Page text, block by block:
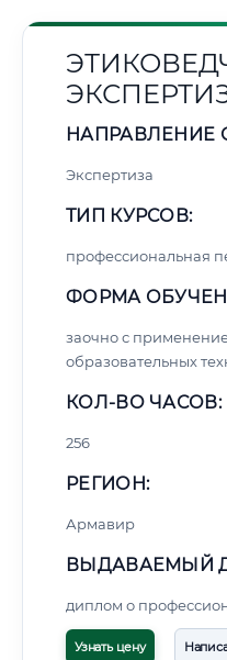
НАПРАВЛЕНИЕ
Экспертиза
ТИП КУРСОВ:
профессиональная
ФОРМА
заочно с
образовательных
КОЛ-ВО ЧАСОВ:
256
РЕГИОН:
Армавир
ВЫДАВАЕМЫЙ
диплом о
Узнать цену